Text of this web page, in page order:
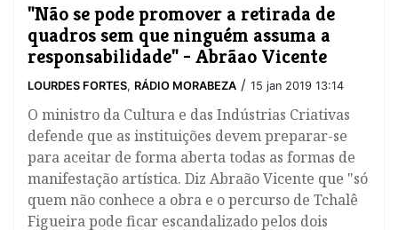
"Não se pode promover a retirada de
quadros sem que ninguém assuma a
responsabilidade" - Abrãao Vicente
LOURDES FORTES, RÁDIO MORABEZA / 15 jan 2019 13:14
O ministro da Cultura e das Indústrias Criativas
defende que as instituições devem preparar-se
para aceitar de forma aberta todas as formas de
manifestação artística. Diz Abraão Vicente que "só
quem não conhece a obra e o percurso de Tchalê
Figueira pode ficar escandalizado pelos dois